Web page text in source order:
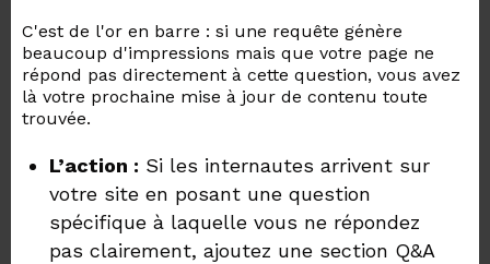
C'est de l'or en barre : si une requête génère
beaucoup d'impressions mais que votre page ne
répond pas directement à cette question, vous avez
là votre prochaine mise à jour de contenu toute
trouvée.
L’action : Si les internautes arrivent sur
votre site en posant une question
spécifique à laquelle vous ne répondez
pas clairement, ajoutez une section Q&A